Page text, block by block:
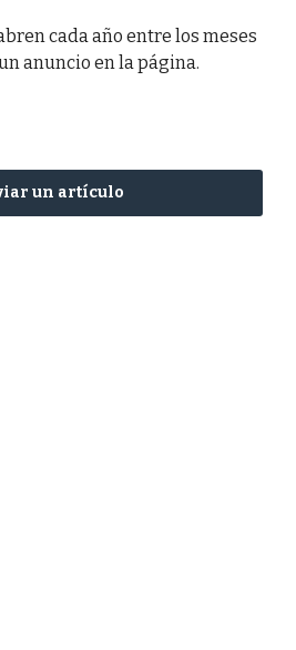
cada año entre los meses
anuncio en la página.
un artículo